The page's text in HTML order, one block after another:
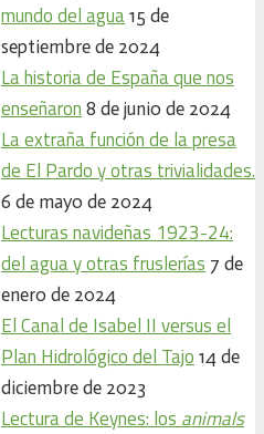
mundo del agua 15 de
septiembre de 2024
La historia de España que nos
enseñaron 8 de junio de 2024
La extraña función de la presa
de El Pardo y otras trivialidades.
6 de mayo de 2024
Lecturas navideñas 1923-24:
del agua y otras fruslerías 7 de
enero de 2024
El Canal de Isabel II versus el
Plan Hidrológico del Tajo 14 de
diciembre de 2023
Lectura de Keynes: los animals